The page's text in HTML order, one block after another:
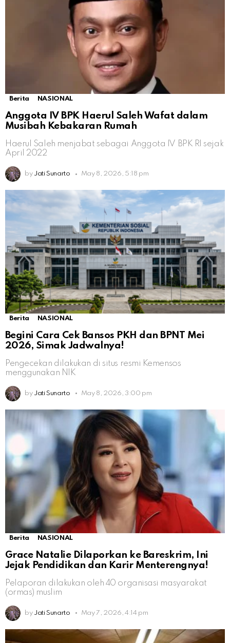
Berita NASIONAL
Anggota IV BPK Haerul Saleh Wafat dalam
Musibah Kebakaran Rumah
Haerul Saleh menjabat sebagai Anggota IV BPK RI sejak
April 2022
by Jati Sunarto May 8, 2026, 5:18 pm
Berita NASIONAL
Begini Cara Cek Bansos PKH dan BPNT Mei
2026, Simak Jadwalnya!
Pengecekan dilakukan di situs resmi Kemensos
menggunakan NIK
by Jati Sunarto May 8, 2026, 3:00 pm
Berita NASIONAL
Grace Natalie Dilaporkan ke Bareskrim, Ini
Jejak Pendidikan dan Karir Menterengnya!
Pelaporan dilakukan oleh 40 organisasi masyarakat
(ormas) muslim
by Jati Sunarto May 7, 2026, 4:14 pm